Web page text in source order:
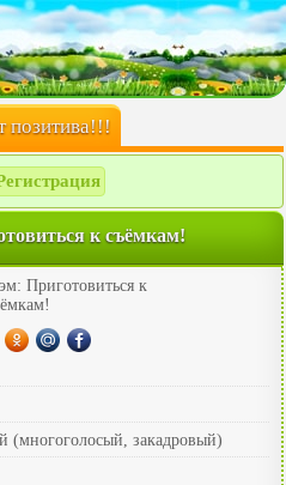
позитива!!!
к съёмкам!
(многоголосый, закадровый)